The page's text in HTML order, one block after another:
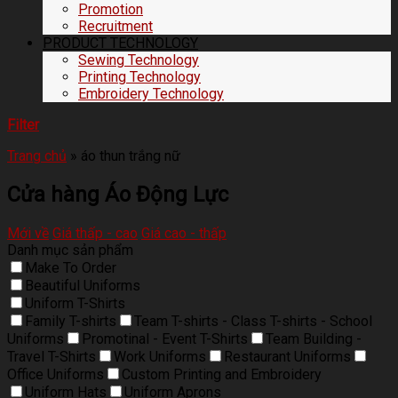
Promotion
Recruitment
PRODUCT TECHNOLOGY
Sewing Technology
Printing Technology
Embroidery Technology
Filter
Trang chủ » áo thun trắng nữ
Cửa hàng Áo Động Lực
Mới về Giá thấp - cao Giá cao - thấp
Danh mục sản phẩm
Make To Order
Beautiful Uniforms
Uniform T-Shirts
Family T-shirts
Team T-shirts - Class T-shirts - School
Uniforms
Promotinal - Event T-Shirts
Team Building -
Travel T-Shirts
Work Uniforms
Restaurant Uniforms
Office Uniforms
Custom Printing and Embroidery
Uniform Hats
Uniform Aprons